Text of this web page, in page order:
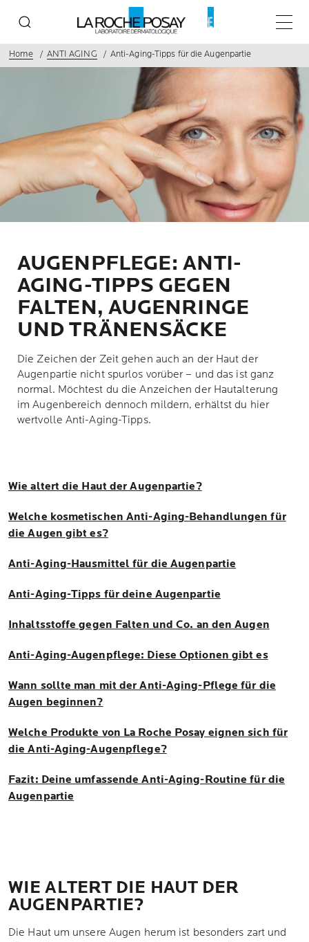
Home ANTI AGING Anti-Aging-Tipps für die Augenpartie
AUGENPFLEGE: ANTI-
AGING-TIPPS GEGEN
FALTEN, AUGENRINGE
UND TRÄNENSÄCKE
Die Zeichen der Zeit gehen auch an der Haut der
Augenpartie nicht spurlos vorüber – und das ist ganz
normal. Möchtest du die Anzeichen der Hautalterung
im Augenbereich dennoch mildern, erhältst du hier
wertvolle Anti-Aging-Tipps.
Wie altert die Haut der Augenpartie?
Welche kosmetischen Anti-Aging-Behandlungen für
die Augen gibt es?
Anti-Aging-Hausmittel für die Augenpartie
Anti-Aging-Tipps für deine Augenpartie
Inhaltsstoffe gegen Falten und Co. an den Augen
Anti-Aging-Augenpflege: Diese Optionen gibt es
Wann sollte man mit der Anti-Aging-Pflege für die
Augen beginnen?
Welche Produkte von La Roche Posay eignen sich für
die Anti-Aging-Augenpflege?
Fazit: Deine umfassende Anti-Aging-Routine für die
Augenpartie
WIE ALTERT DIE HAUT DER
AUGENPARTIE?
Die Haut um unsere Augen herum ist besonders zart und